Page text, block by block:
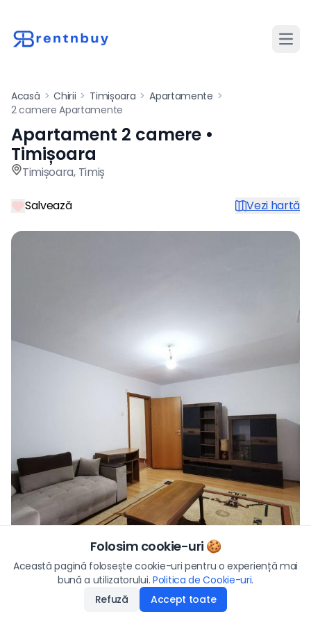
Acasă > Chirii > Timișoara > Apartamente >
2 camere Apartamente
Apartament de închiriat cu
Apartament 2 camere •
Timișoara
Timișoara, Timiș
Salvează Vezi hartă
Vezi toate fotografiile
Preț/lună
450€
08.05.2026
Aplică
Folosim cookie-uri 🍪
Această pagină folosește cookie-uri pentru o experiență mai
bună a utilizatorului. Politica de Cookie-uri.
Refuză
Accept toate